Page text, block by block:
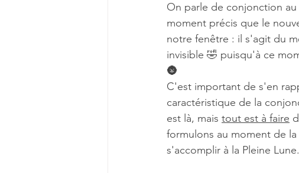
On parle de conjonction
moment précis que le
notre fenêtre : il s'agit du
invisible 🤣 puisqu'à ce
🌚
C'est important de s'en
caractéristique de la
est là, mais tout est à faire
formulons au moment de
s'accomplir à la Pleine Lune.